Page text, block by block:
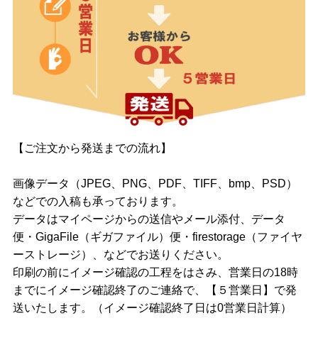
【ご注文から発送までの流れ】
画像データ（JPEG、PNG、PDF、TIFF、bmp、PSD）
などでの入稿も承っております。
データはマイページからの送信やメール添付、データ
便・GigaFile（ギガファイル）便・firestorage（ファイヤ
ーストレージ）、などでお送りください。
印刷の前にイメージ確認の工程をはさみ、営業日の18時
までにイメージ確認終了のご連絡で、【５営業日】で発
送いたします。（イメージ確認終了日は0営業日計算）